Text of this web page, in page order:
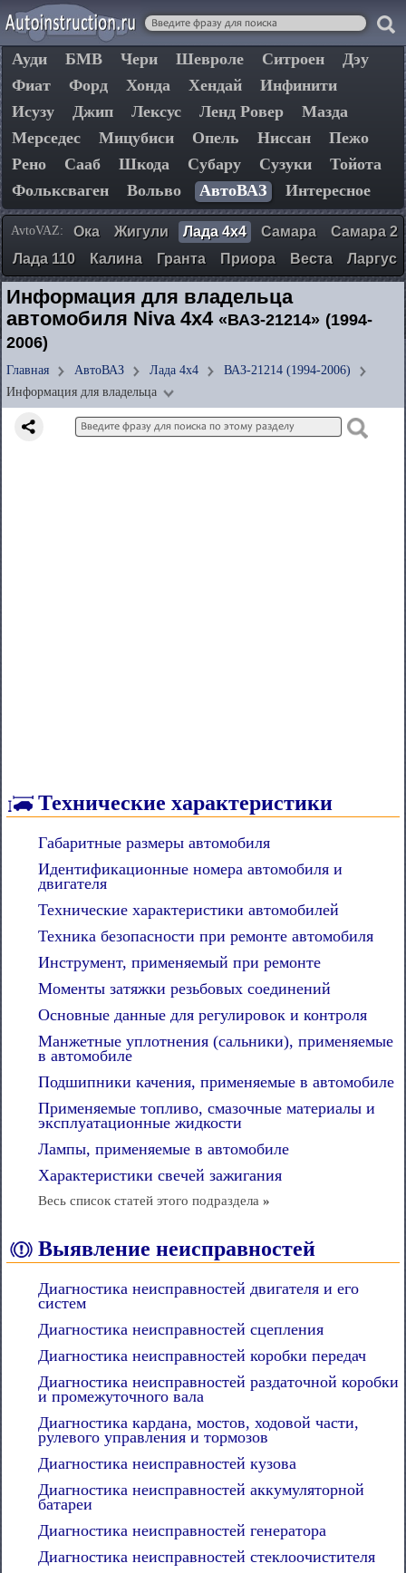
Ауди БМВ Чери Шевроле Ситроен
Дэу
Фиат
Форд Хонда Хендай
Инфинити
Исузу
Джип Лексус Ленд Ровер
Мазда
Мерседес
Мицубиси Опель Ниссан
Пежо
Рено
Сааб Шкода Субару Сузуки
Тойота
Фольксваген
Вольво АвтоВАЗ Интересное
AvtoVAZ: Ока Жигули Лада 4х4 Самара
Самара 2
Лада 110
Калина Гранта Приора Веста Ларгус
Информация для владельца
автомобиля Niva 4x4 «ВАЗ-21214» (1994-
2006)
Главная АвтоВАЗ Лада 4х4
ВАЗ-21214 (1994-2006)
Информация для владельца
Технические характеристики
Габаритные размеры автомобиля
Идентификационные номера автомобиля и
двигателя
Технические характеристики автомобилей
Техника безопасности при ремонте автомобиля
Инструмент, применяемый при ремонте
Моменты затяжки резьбовых соединений
Основные данные для регулировок и контроля
Манжетные уплотнения (сальники), применяемые
в автомобиле
Подшипники качения, применяемые в автомобиле
Применяемые топливо, смазочные материалы и
эксплуатационные жидкости
Лампы, применяемые в автомобиле
Характеристики свечей зажигания
Весь список статей этого подраздела »
Выявление неисправностей
Диагностика неисправностей двигателя и его
систем
Диагностика неисправностей сцепления
Диагностика неисправностей коробки передач
Диагностика неисправностей раздаточной коробки
и промежуточного вала
Диагностика кардана, мостов, ходовой части,
рулевого управления и тормозов
Диагностика неисправностей кузова
Диагностика неисправностей аккумуляторной
батареи
Диагностика неисправностей генератора
Диагностика неисправностей стеклоочистителя